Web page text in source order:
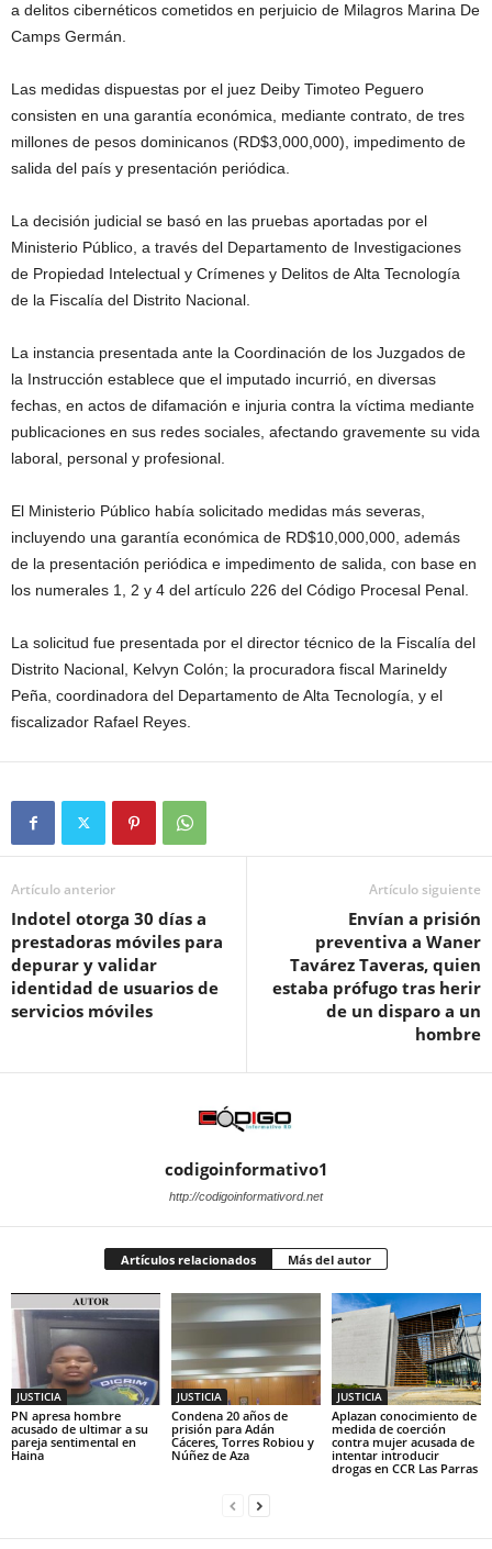
a delitos cibernéticos cometidos en perjuicio de Milagros Marina De
Camps Germán.
Las medidas dispuestas por el juez Deiby Timoteo Peguero
consisten en una garantía económica, mediante contrato, de tres
millones de pesos dominicanos (RD$3,000,000), impedimento de
salida del país y presentación periódica.
La decisión judicial se basó en las pruebas aportadas por el
Ministerio Público, a través del Departamento de Investigaciones
de Propiedad Intelectual y Crímenes y Delitos de Alta Tecnología
de la Fiscalía del Distrito Nacional.
La instancia presentada ante la Coordinación de los Juzgados de
la Instrucción establece que el imputado incurrió, en diversas
fechas, en actos de difamación e injuria contra la víctima mediante
publicaciones en sus redes sociales, afectando gravemente su vida
laboral, personal y profesional.
El Ministerio Público había solicitado medidas más severas,
incluyendo una garantía económica de RD$10,000,000, además
de la presentación periódica e impedimento de salida, con base en
los numerales 1, 2 y 4 del artículo 226 del Código Procesal Penal.
La solicitud fue presentada por el director técnico de la Fiscalía del
Distrito Nacional, Kelvyn Colón; la procuradora fiscal Marineldy
Peña, coordinadora del Departamento de Alta Tecnología, y el
fiscalizador Rafael Reyes.
Artículo anterior
Indotel otorga 30 días a
prestadoras móviles para
depurar y validar
identidad de usuarios de
servicios móviles
Artículo siguiente
Envían a prisión
preventiva a Waner
Tavárez Taveras, quien
estaba prófugo tras herir
de un disparo a un
hombre
codigoinformativo1
http://codigoinformativord.net
Artículos relacionados Más del autor
JUSTICIA
PN apresa hombre
acusado de ultimar a su
pareja sentimental en
Haina
JUSTICIA
Condena 20 años de
prisión para Adán
Cáceres, Torres Robiou y
Núñez de Aza
JUSTICIA
Aplazan conocimiento de
medida de coerción
contra mujer acusada de
intentar introducir
drogas en CCR Las Parras